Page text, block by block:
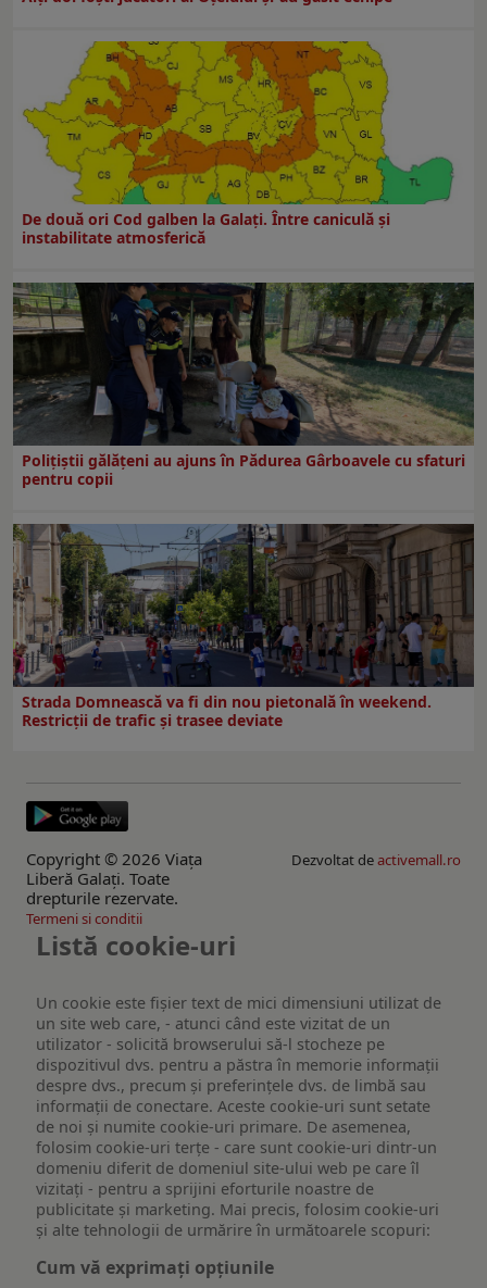
De două ori Cod galben la Galaţi. Între caniculă şi
instabilitate atmosferică
Polițiștii gălățeni au ajuns în Pădurea Gârboavele cu sfaturi
pentru copii
Strada Domnească va fi din nou pietonală în weekend.
Restricţii de trafic şi trasee deviate
Copyright © 2026 Viaţa
Liberă Galaţi. Toate
drepturile rezervate.
Dezvoltat deactivemall.ro
Termeni si conditii
Listă cookie-uri
Un cookie este fişier text de mici dimensiuni utilizat de
un site web care, - atunci când este vizitat de un
utilizator - solicită browserului să-l stocheze pe
dispozitivul dvs. pentru a păstra în memorie informații
despre dvs., precum și preferințele dvs. de limbă sau
informații de conectare. Aceste cookie-uri sunt setate
de noi și numite cookie-uri primare. De asemenea,
folosim cookie-uri terțe - care sunt cookie-uri dintr-un
domeniu diferit de domeniul site-ului web pe care îl
vizitați - pentru a sprijini eforturile noastre de
publicitate și marketing. Mai precis, folosim cookie-uri
și alte tehnologii de urmărire în următoarele scopuri:
Cum vă exprimați opțiunile